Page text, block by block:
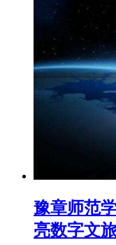
豫章师范
亮数字文